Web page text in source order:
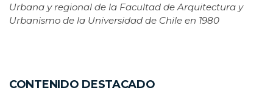
Urbana y regional de la Facultad de Arquitectura y
Urbanismo de la Universidad de Chile en 1980
CONTENIDO DESTACADO